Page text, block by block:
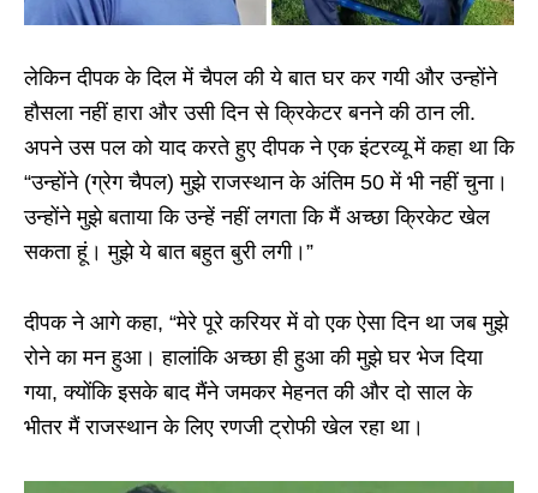
लेकिन दीपक के दिल में चैपल की ये बात घर कर गयी और उन्होंने
हौसला नहीं हारा और उसी दिन से क्रिकेटर बनने की ठान ली.
अपने उस पल को याद करते हुए दीपक ने एक इंटरव्यू में कहा था कि
“उन्होंने (ग्रेग चैपल) मुझे राजस्थान के अंतिम 50 में भी नहीं चुना।
उन्होंने मुझे बताया कि उन्हें नहीं लगता कि मैं अच्छा क्रिकेट खेल
सकता हूं। मुझे ये बात बहुत बुरी लगी।”
दीपक ने आगे कहा, “मेरे पूरे करियर में वो एक ऐसा दिन था जब मुझे
रोने का मन हुआ। हालांकि अच्छा ही हुआ की मुझे घर भेज दिया
गया, क्योंकि इसके बाद मैंने जमकर मेहनत की और दो साल के
भीतर मैं राजस्थान के लिए रणजी ट्रोफी खेल रहा था।